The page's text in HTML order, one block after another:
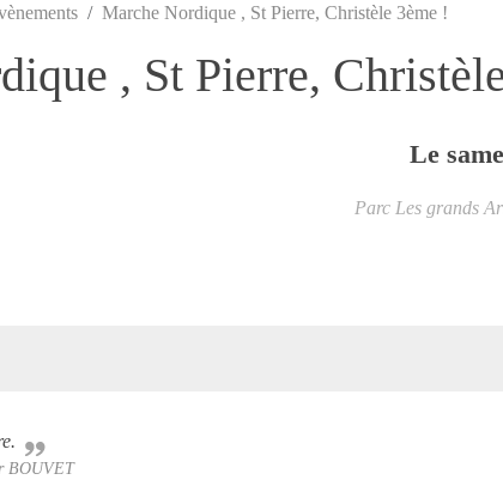
Marche Nordique , St Pierre, Christèle 3ème !
, St Pierre,
Le
Parc Les grands
BOUVET